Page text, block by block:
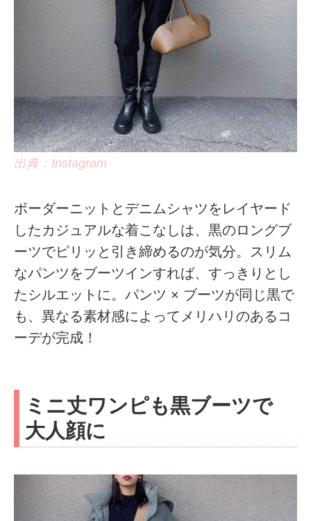
出典：Instagram
ボーダーニットとデニムシャツをレイヤード
したカジュアルな着こなしは、黒のロングブ
ーツでピリッと引き締めるのが気分。スリム
なパンツをブーツインすれば、すっきりとし
たシルエットに。パンツ × ブーツが同じ黒で
も、異なる素材感によってメリハリのあるコ
ーデが完成！
ミニ丈ワンピも黒ブーツで
大人顔に